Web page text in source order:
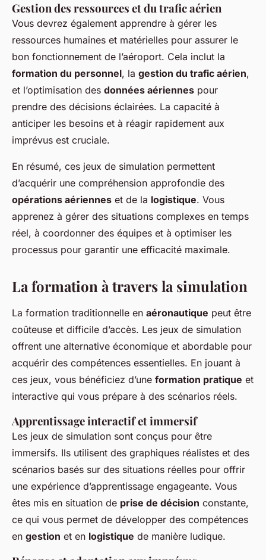
Gestion des ressources et du trafic aérien
Vous devrez également apprendre à gérer les
ressources humaines et matérielles pour assurer le
bon fonctionnement de l’aéroport. Cela inclut la
formation du personnel, la gestion du trafic aérien,
et l’optimisation des données aériennes pour
prendre des décisions éclairées. La capacité à
anticiper les besoins et à réagir rapidement aux
imprévus est cruciale.
En résumé, ces jeux de simulation permettent
d’acquérir une compréhension approfondie des
opérations aériennes et de la logistique. Vous
apprenez à gérer des situations complexes en temps
réel, à coordonner des équipes et à optimiser les
processus pour garantir une efficacité maximale.
La formation à travers la simulation
La formation traditionnelle en aéronautique peut être
coûteuse et difficile d’accès. Les jeux de simulation
offrent une alternative économique et abordable pour
acquérir des compétences essentielles. En jouant à
ces jeux, vous bénéficiez d’une formation pratique et
interactive qui vous prépare à des scénarios réels.
Apprentissage interactif et immersif
Les jeux de simulation sont conçus pour être
immersifs. Ils utilisent des graphiques réalistes et des
scénarios basés sur des situations réelles pour offrir
une expérience d’apprentissage engageante. Vous
êtes mis en situation de prise de décision constante,
ce qui vous permet de développer des compétences
en gestion et en logistique de manière ludique.